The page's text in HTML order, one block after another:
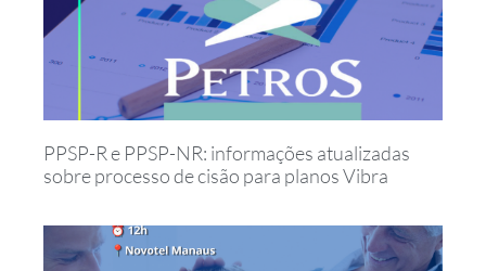
PPSP-R e PPSP-NR: informações atualizadas
sobre processo de cisão para planos Vibra